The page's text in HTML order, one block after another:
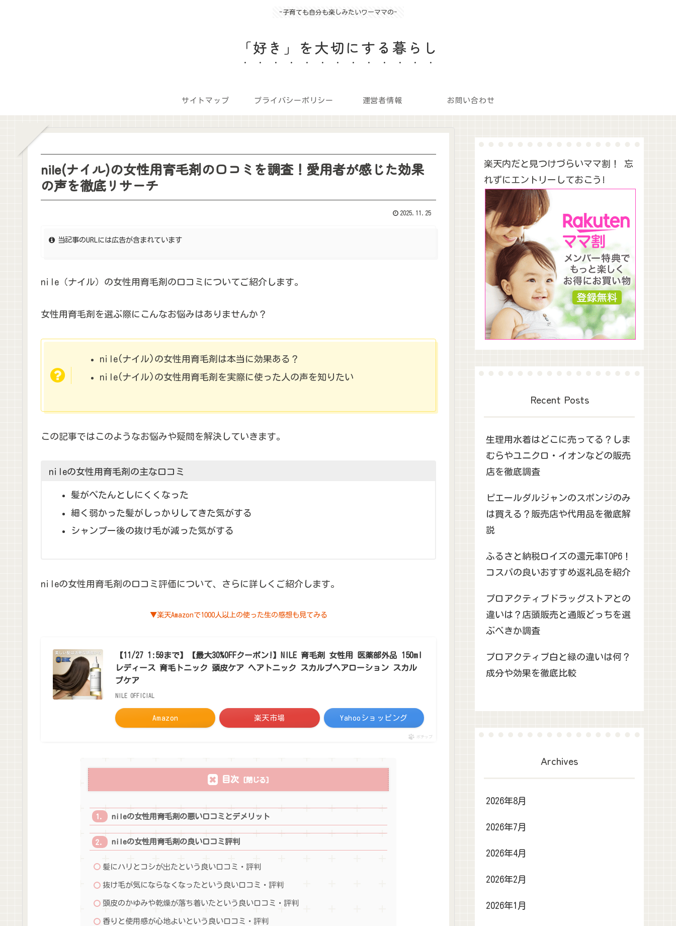
-子育ても自分も楽しみたいワーママの-
「好き」を大切にする暮らし
サイトマップ プライバシーポリシー 運営者情報 お問い合わせ
nile(ナイル)の女性用育毛剤の口コミを調査！愛用者が感じた効果
の声を徹底リサーチ
2025.11.25
当記事のURLには広告が含まれています
nile（ナイル）の女性用育毛剤の口コミについてご紹介します。
女性用育毛剤を選ぶ際にこんなお悩みはありませんか？
nile(ナイル)の女性用育毛剤は本当に効果ある？
nile(ナイル)の女性用育毛剤を実際に使った人の声を知りたい
この記事ではこのようなお悩みや疑問を解決していきます。
nileの女性用育毛剤の主な口コミ
髪がぺたんとしにくくなった
細く弱かった髪がしっかりしてきた気がする
シャンプー後の抜け毛が減った気がする
nileの女性用育毛剤の口コミ評価について、さらに詳しくご紹介します。
▼楽天Amazonで1000人以上の使った生の感想も見てみる
【11/27 1:59まで】【最大30%OFFクーポン!】NILE 育毛剤 女性用 医薬部外品 150ml
レディース 育毛トニック 頭皮ケア ヘアトニック スカルプヘアローション スカル
プケア
NILE OFFICIAL
Amazon 楽天市場 Yahooショッピング
ポチップ
目次
nileの女性用育毛剤の悪い口コミとデメリット
nileの女性用育毛剤の良い口コミ評判
髪にハリとコシが出たという良い口コミ・評判
抜け毛が気にならなくなったという良い口コミ・評判
頭皮のかゆみや乾燥が落ち着いたという良い口コミ・評判
香りと使用感が心地よいという良い口コミ・評判
楽天内だと見つけづらいママ割！ 忘
れずにエントリーしておこう!
Recent Posts
生理用水着はどこに売ってる？しま
むらやユニクロ・イオンなどの販売
店を徹底調査
ピエールダルジャンのスポンジのみ
は買える？販売店や代用品を徹底解
説
ふるさと納税ロイズの還元率TOP6！
コスパの良いおすすめ返礼品を紹介
プロアクティブドラッグストアとの
違いは？店頭販売と通販どっちを選
ぶべきか調査
プロアクティブ白と緑の違いは何？
成分や効果を徹底比較
Archives
2026年8月
2026年7月
2026年4月
2026年2月
2026年1月